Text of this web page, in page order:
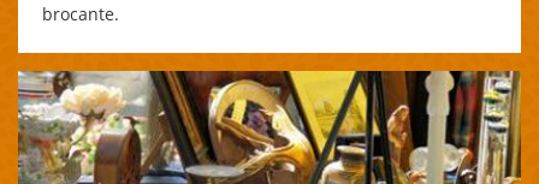
brocante.